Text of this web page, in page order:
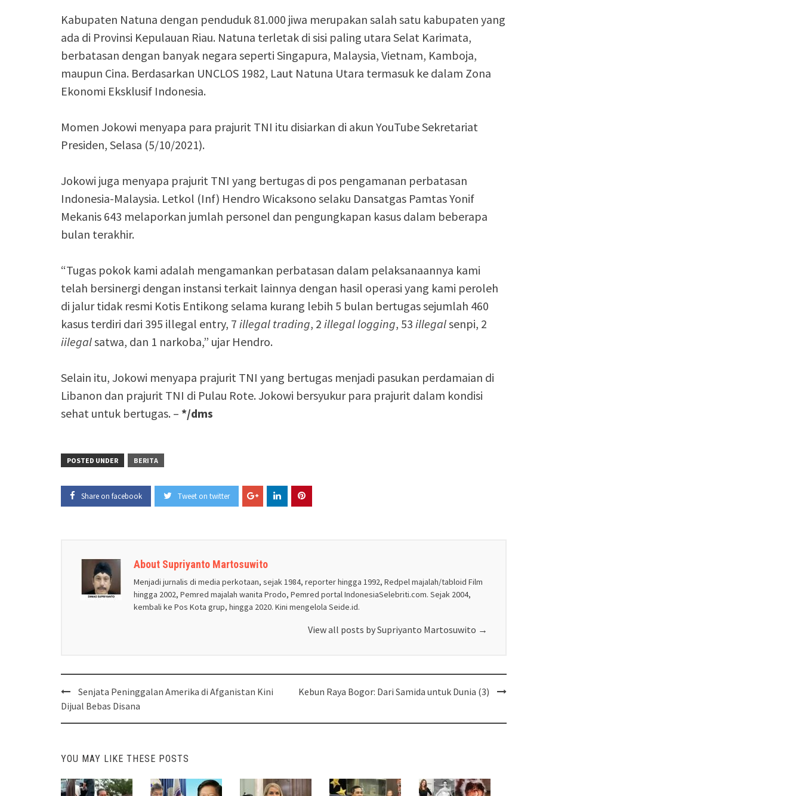
Kabupaten Natuna dengan penduduk 81.000 jiwa merupakan salah satu kabupaten yang
ada di Provinsi Kepulauan Riau. Natuna terletak di sisi paling utara Selat Karimata,
berbatasan dengan banyak negara seperti Singapura, Malaysia, Vietnam, Kamboja,
maupun Cina. Berdasarkan UNCLOS 1982, Laut Natuna Utara termasuk ke dalam Zona
Ekonomi Eksklusif Indonesia.
Momen Jokowi menyapa para prajurit TNI itu disiarkan di akun YouTube Sekretariat
Presiden, Selasa (5/10/2021).
Jokowi juga menyapa prajurit TNI yang bertugas di pos pengamanan perbatasan
Indonesia-Malaysia. Letkol (Inf) Hendro Wicaksono selaku Dansatgas Pamtas Yonif
Mekanis 643 melaporkan jumlah personel dan pengungkapan kasus dalam beberapa
bulan terakhir.
“Tugas pokok kami adalah mengamankan perbatasan dalam pelaksanaannya kami
telah bersinergi dengan instansi terkait lainnya dengan hasil operasi yang kami peroleh
di jalur tidak resmi Kotis Entikong selama kurang lebih 5 bulan bertugas sejumlah 460
kasus terdiri dari 395 illegal entry, 7 illegal trading, 2 illegal logging, 53 illegalsenpi, 2
iilegalsatwa, dan 1 narkoba,” ujar Hendro.
Selain itu, Jokowi menyapa prajurit TNI yang bertugas menjadi pasukan perdamaian di
Libanon dan prajurit TNI di Pulau Rote. Jokowi bersyukur para prajurit dalam kondisi
sehat untuk bertugas. – */dms
POSTED UNDER BERITA
Share on facebook Tweet on twitter
About Supriyanto Martosuwito
Menjadi jurnalis di media perkotaan, sejak 1984, reporter hingga 1992, Redpel majalah/tabloid Film
hingga 2002, Pemred majalah wanita Prodo, Pemred portal IndonesiaSelebriti.com. Sejak 2004,
kembali ke Pos Kota grup, hingga 2020. Kini mengelola Seide.id.
View all posts by Supriyanto Martosuwito →
Post
navigation
Senjata Peninggalan Amerika di Afganistan Kini
Dijual Bebas Disana
Kebun Raya Bogor: Dari Samida untuk Dunia (3)
YOU MAY LIKE THESE POSTS